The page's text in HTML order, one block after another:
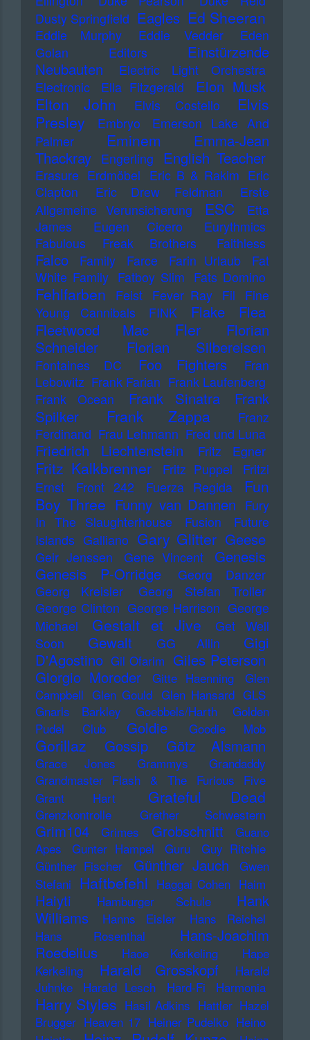
Dusty Springfield Eagles Ed Sheeran
Eddie Murphy Eddie Vedder
Eden
Golan
Editors
Einstürzende
Neubauten
Electric Light Orchestra
Electronic
Ella Fitzgerald Elon Musk
Elton John Elvis Costello
Elvis
Presley
Embryo
Emerson Lake And
Palmer
Eminem
Emma-Jean
Thackray
Engerling English Teacher
Erasure Erdmöbel Eric B & Rakim Eric
Clapton
Eric Drew Feldman
Erste
Allgemeine Verunsicherung
ESC
Etta
James
Eugen Cicero
Eurythmics
Fabulous Freak Brothers
Faithless
Falco Family Farce Farin Urlaub
Fat
White Family Fatboy Slim Fats Domino
Fehlfarben Feist Fever Ray Fil
Fine
Young Cannibals
FINK Flake
Flea
Fleetwood Mac
Fler
Florian
Schneider
Florian Silbereisen
Fontaines DC Foo Fighters
Fran
Lebowitz Frank Farian Frank Laufenberg
Frank Ocean
Frank Sinatra
Frank
Spilker
Frank Zappa
Franz
Ferdinand Frau Lehmann Fred und Luna
Friedrich Liechtenstein Fritz Egner
Fritz Kalkbrenner Fritz Puppel
Fritzi
Ernst
Front 242 Fuerza Regida
Fun
Boy Three Funny van Dannen Fury
In The Slaughterhouse
Fusion
Future
Islands Galliano Gary Glitter Geese
Geir Jenssen Gene Vincent
Genesis
Genesis P-Orridge
Georg Danzer
Georg Kreisler
Georg Stefan Troller
George Clinton George Harrison George
Michael
Gestalt et Jive
Get Well
Soon
Gewalt GG Allin
Gigi
D'Agostino Gil Ofarim Giles Peterson
Giorgio Moroder
Gitte Haenning
Glen
Campbell Glen Gould Glen Hansard GLS
Gnarls Barkley
Goebbels/Harth
Golden
Pudel Club
Goldie Goodie Mob
Gorillaz Gossip Götz Alsmann
Grace Jones Grammys
Grandaddy
Grandmaster Flash & The Furious Five
Grant Hart
Grateful Dead
Grenzkontrolle Grether Schwestern
Grim104 Grimes Grobschnitt
Guano
Apes
Gunter Hampel Guru
Guy Ritchie
Günther Fischer
Günther Jauch
Gwen
Stefani Haftbefehl Haggai Cohen Haim
Haiyti Hamburger Schule
Hank
Williams
Hanns Eisler
Hans Reichel
Hans Rosenthal
Hans-Joachim
Roedelius
Haoe Kerkeling
Hape
Kerkeling
Harald Grosskopf
Harald
Juhnke
Harald Lesch Hard-Fi Harmonia
Harry Styles Hasil Adkins Hattler Hazel
Brugger Heaven 17 Heiner Pudelko Heino